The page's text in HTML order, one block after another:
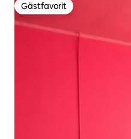
Gästfavorit
Gästfavorit